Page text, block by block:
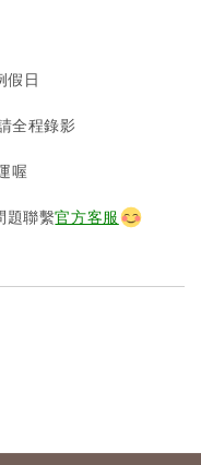
假日
全程錄影
喔
題聯繫官方客服